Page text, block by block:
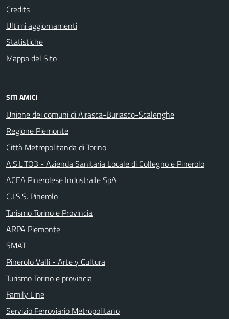
Credits
Ultimi aggiornamenti
Statistiche
Mappa del Sito
SITI AMICI
Unione dei comuni di Airasca-Buriasco-Scalenghe
Regione Piemonte
Città Metropolitanda di Torino
A.S.L.TO3 - Azienda Sanitaria Locale di Collegno e Pinerolo
ACEA Pinerolese Industraile SpA
C.I.S.S. Pinerolo
Turismo Torino e Provincia
ARPA Piemonte
SMAT
Pinerolo Valli - Arte y Cultura
Turismo Torino e provincia
Family Line
Servizio Ferroviario Metropolitano